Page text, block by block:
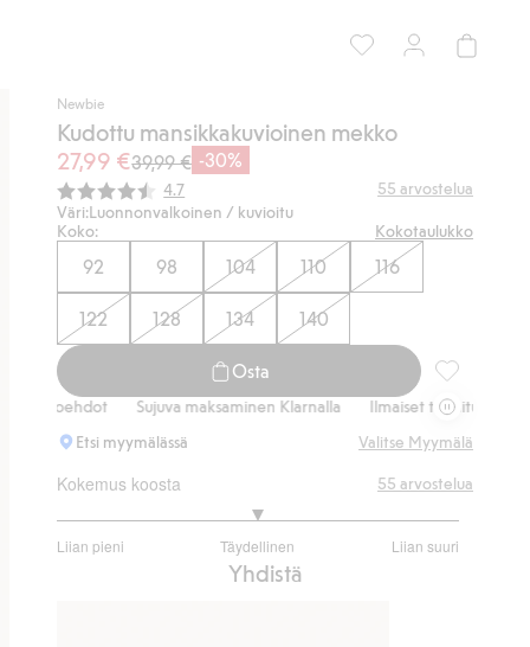
Newbie
Kudottu mansikkakuvioinen mekko
27,99 €39,99 € -30%
Keskimääräinen luokitus:
4.7 55 arvostelua
Väri:Luonnonvalkoinen / kuvioitu
Koko:
Kokotaulukko
92 98 104 110 116
122 128 134 140
Osta
Kudottu
Sujuva maksaminen Klarnalla
Ilmaiset toimitusvaihtoehdot
Etsi myymälässä
Valitse Myymälä
Kokemus koosta
Liian pieni Täydellinen Liian suuri
/
55 arvostelua
Yhdistä